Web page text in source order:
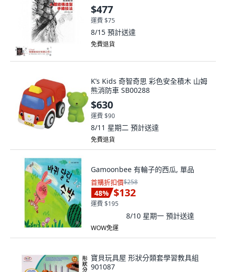
$477
運費 $75
8/15 預計送達
免費退貨
K’s Kids 奇智奇思 彩色安全積木 山姆
熊消防車 SB00288
$630
運費 $90
8/11 星期二 預計送達
免費退貨
Gamoonbee 有輪子的西瓜, 單品
首購折扣價$258
48% $132
運費 $195
8/10 星期一 預計送達
WOW免運
寶貝玩具屋 形狀分類套學習教具組
901087